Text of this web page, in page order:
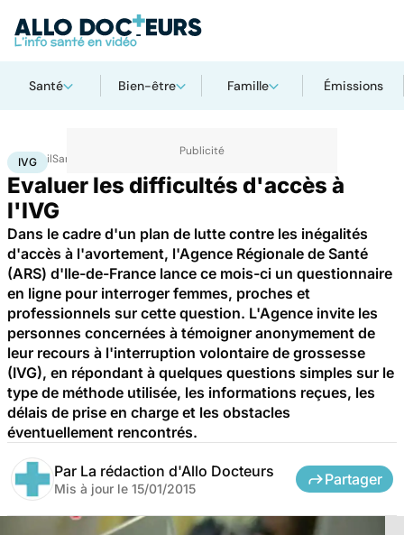
Santé Bien-être Famille Émissions
AccueilSanté
IVG
Evaluer les difficultés d'accès à
l'IVG
Dans le cadre d'un plan de lutte contre les inégalités
d'accès à l'avortement, l'Agence Régionale de Santé
(ARS) d'Ile-de-France lance ce mois-ci un questionnaire
en ligne pour interroger femmes, proches et
professionnels sur cette question. L'Agence invite les
personnes concernées à témoigner anonymement de
leur recours à l'interruption volontaire de grossesse
(IVG), en répondant à quelques questions simples sur le
type de méthode utilisée, les informations reçues, les
délais de prise en charge et les obstacles
éventuellement rencontrés.
Par La rédaction d'Allo Docteurs
Mis à jour le 15/01/2015
Partager